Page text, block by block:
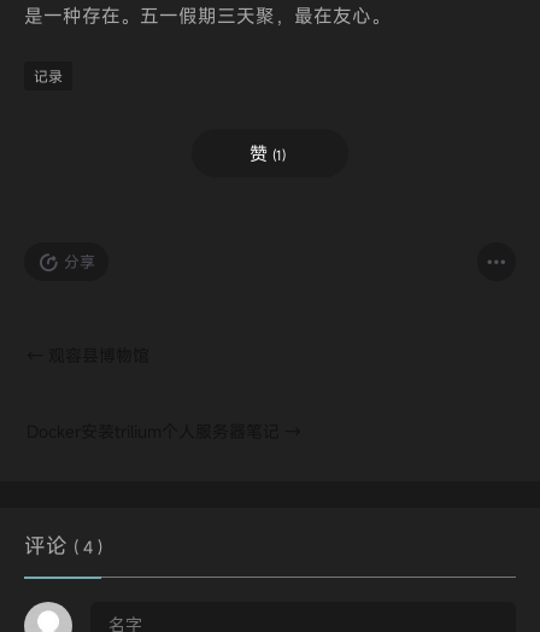
是一种存在。五一假期三天聚，最在友心。
记录
赞 (1)
分享
评论 ( 4 )